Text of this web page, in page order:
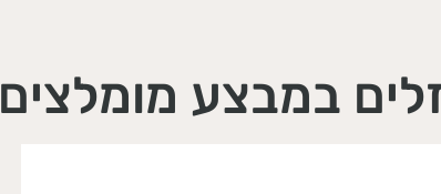
במבצע מומלצים